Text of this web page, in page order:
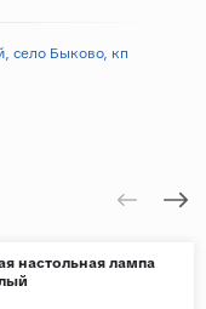
село Быково, кп
настольная лампа